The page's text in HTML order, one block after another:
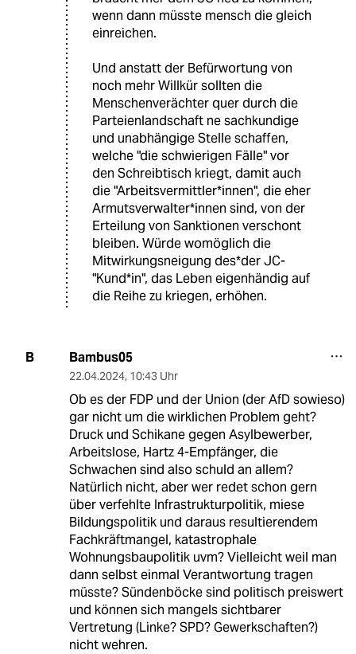
wenn dann müsste mensch die gleich
einreichen.
Und anstatt der Befürwortung von
noch mehr Willkür sollten die
Menschenverächter quer durch die
Parteienlandschaft ne sachkundige
und unabhängige Stelle schaffen,
welche "die schwierigen Fälle" vor
den Schreibtisch kriegt, damit auch
die "Arbeitsvermittler*innen", die eher
Armutsverwalter*innen sind, von der
Erteilung von Sanktionen verschont
bleiben. Würde womöglich die
Mitwirkungsneigung des*der JC-
"Kund*in", das Leben eigenhändig auf
die Reihe zu kriegen, erhöhen.
B Bambus05
22.04.2024, 10:43 Uhr
Ob es der FDP und der Union (der AfD sowieso)
gar nicht um die wirklichen Problem geht?
Druck und Schikane gegen Asylbewerber,
Arbeitslose, Hartz 4-Empfänger, die
Schwachen sind also schuld an allem?
Natürlich nicht, aber wer redet schon gern
über verfehlte Infrastrukturpolitik, miese
Bildungspolitik und daraus resultierendem
Fachkräftmangel, katastrophale
Wohnungsbaupolitik uvm? Vielleicht weil man
dann selbst einmal Verantwortung tragen
müsste? Sündenböcke sind politisch preiswert
und können sich mangels sichtbarer
Vertretung (Linke? SPD? Gewerkschaften?)
nicht wehren.